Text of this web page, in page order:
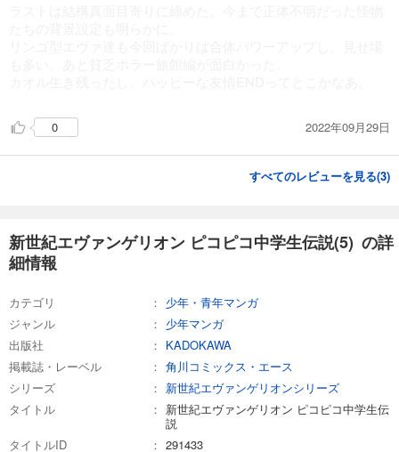
0 2022年09月29日
すべてのレビューを見る(3)
新世紀エヴァンゲリオン ピコピコ中学生伝説(5) の詳
細情報
カテゴリ
少年・青年マンガ
ジャンル
少年マンガ
出版社
KADOKAWA
掲載誌・レーベル
角川コミックス・エース
シリーズ
新世紀エヴァンゲリオンシリーズ
タイトル
新世紀エヴァンゲリオン ピコピコ中学生伝
説
タイトルID
291433